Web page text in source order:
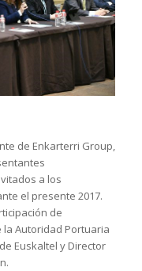
de Enkarterri Group,
a los
el presente 2017.
de
Autoridad Portuaria
Euskaltel y Director